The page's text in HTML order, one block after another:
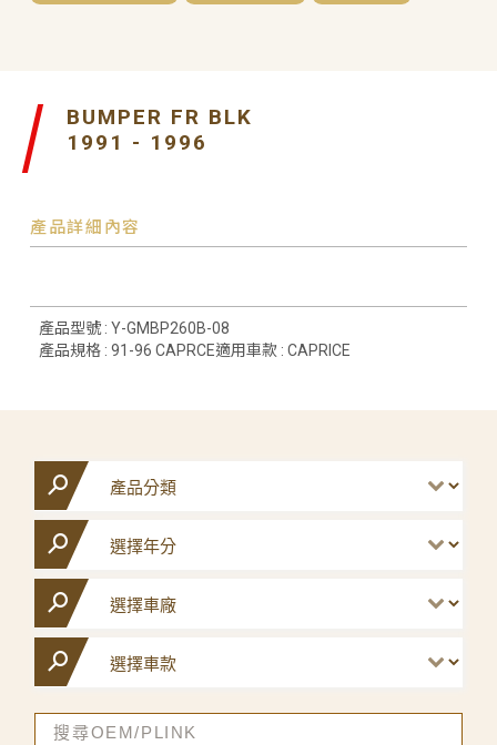
BUMPER FR BLK
1991 - 1996
產品詳細內容
產品型號 : Y-GMBP260B-08
產品規格 : 91-96 CAPRCE適用車款 : CAPRICE